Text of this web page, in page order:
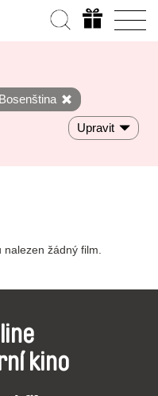
Upravit
žádný film.
kino